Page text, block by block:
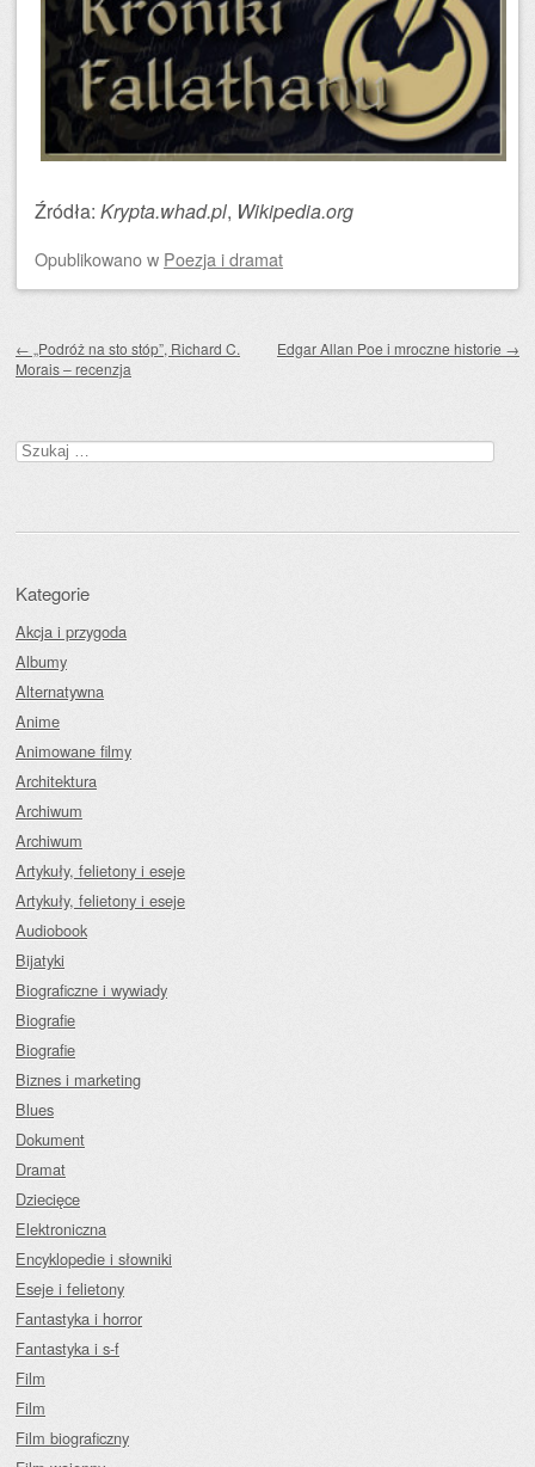
Źródła: Krypta.whad.pl, Wikipedia.org
Opublikowanow Poezja i dramat
← „Podróż na sto stóp”, Richard C.
Morais – recenzja
Edgar Allan Poe i mroczne historie →
Szukaj:
Kategorie
Akcja i przygoda
Albumy
Alternatywna
Anime
Animowane filmy
Architektura
Archiwum
Archiwum
Artykuły, felietony i eseje
Artykuły, felietony i eseje
Audiobook
Bijatyki
Biograficzne i wywiady
Biografie
Biografie
Biznes i marketing
Blues
Dokument
Dramat
Dziecięce
Elektroniczna
Encyklopedie i słowniki
Eseje i felietony
Fantastyka i horror
Fantastyka i s-f
Film
Film
Film biograficzny